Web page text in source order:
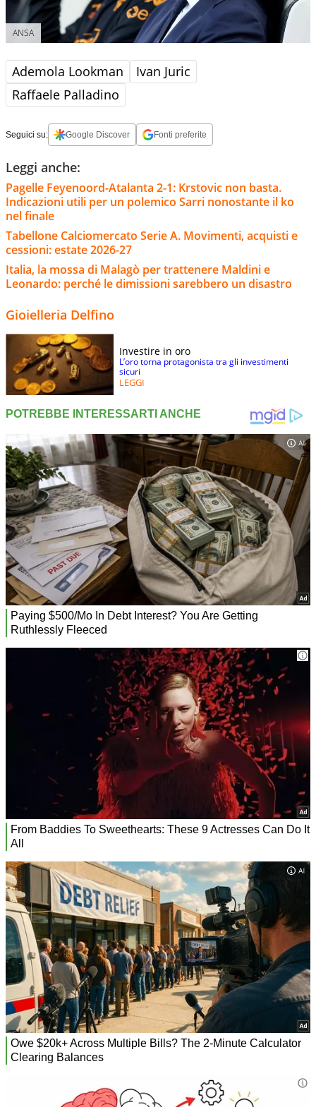
ANSA
Ademola Lookman
Ivan Juric
Raffaele Palladino
Seguici su: Google Discover Fonti preferite
Leggi anche:
Pagelle Feyenoord-Atalanta 2-1: Krstovic non basta.
Indicazioni utili per un polemico Sarri nonostante il ko
nel finale
Tabellone Calciomercato Serie A. Movimenti, acquisti e
cessioni: estate 2026-27
Italia, la mossa di Malagò per trattenere Maldini e
Leonardo: perché le dimissioni sarebbero un disastro
Gioielleria Delfino
Investire in oro
L’oro torna protagonista tra gli investimenti
sicuri
LEGGI